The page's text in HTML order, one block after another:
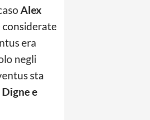
Alex
considerate
era
negli
sta
e